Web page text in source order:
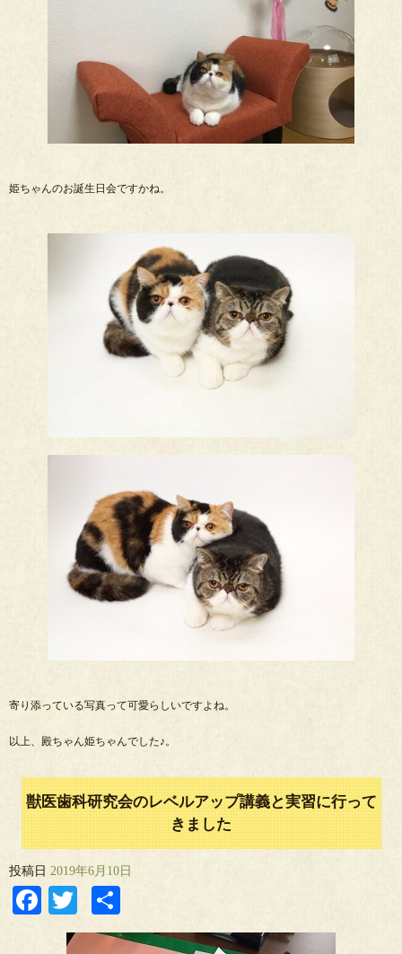
姫ちゃんのお誕生日会ですかね。
寄り添っている写真って可愛らしいですよね。
以上、殿ちゃん姫ちゃんでした♪。
獣医歯科研究会のレベルアップ講義と実習に行って
きました
投稿日 2019年6月10日
Facebook
Twitter
有